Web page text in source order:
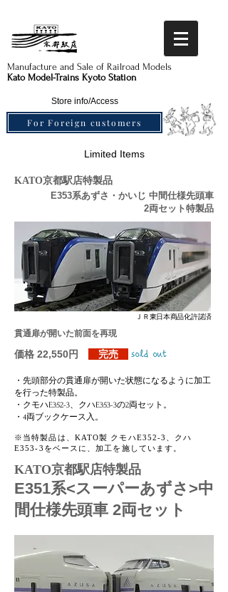
Manufacture and Sale of Railroad Models​
Kato Model-Trains Kyoto Station
Store info/Access
For Foreign customers
Limited Items
KATO京都駅店特製品
E353系あずさ・かいじ 中間仕様先頭車
2両セット特製品
ＪＲ東日本商品化許諾済
貫通扉が開いた前面を再現
価格 22,550円 完売 sold out
・先頭部分の貫通扉が開いた状態になるように加工
を行った特製品。
・クモハE352-3、クハE353-3の2両セット 。
​・4両ブックケース入。
​※当特製品は、KATO製 クモハE352-3、クハ
E353-3をベースに、加工を施しています。
KATO京都駅店特製品
E351系<スーパーあずさ>中
間仕様先頭車 2両セット